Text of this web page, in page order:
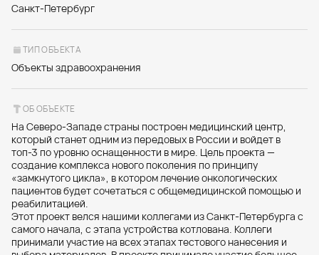
Санкт-Петербург
ТИП ОБЪЕКТА
Объекты здравоохранения
ОБ ОБЪЕКТЕ
На Северо-Западе страны построен медицинский центр,
который станет одним из передовых в России и войдет в
топ-3 по уровню оснащенности в мире. Цель проекта —
создание комплекса нового поколения по принципу
«замкнутого цикла», в котором лечение онкологических
пациентов будет сочетаться с общемедицинской помощью и
реабилитацией.
Этот проект велся нашими коллегами из Санкт-Петербурга с
самого начала, с этапа устройства котлована. Коллеги
принимали участие на всех этапах тестового нанесения и